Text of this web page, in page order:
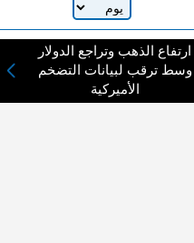
ارتفاع الذهب وتراجع الدولار
وسط ترقب لبيانات التضخم
الأميركية